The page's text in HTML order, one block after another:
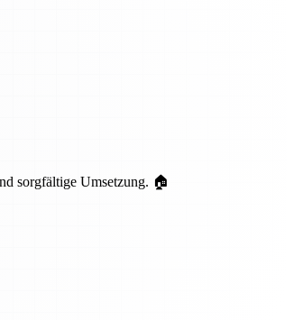
sorgfältige Umsetzung. 🏠